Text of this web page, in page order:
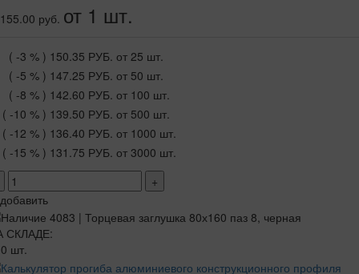
155.00 руб. от 1 шт.
( -3 % ) 150.35 РУБ. от 25 шт.
( -5 % ) 147.25 РУБ. от 50 шт.
( -8 % ) 142.60 РУБ. от 100 шт.
( -10 % ) 139.50 РУБ. от 500 шт.
( -12 % ) 136.40 РУБ. от 1000 шт.
( -15 % ) 131.75 РУБ. от 3000 шт.
+
добавить
СКЛАДЕ:
шт.